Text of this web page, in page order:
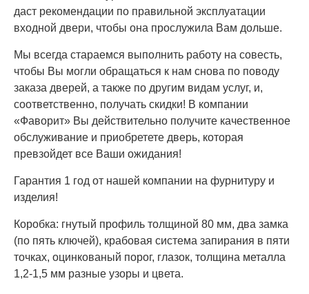
даст рекомендации по правильной эксплуатации
входной двери, чтобы она прослужила Вам дольше.
Мы всегда стараемся выполнить работу на совесть,
чтобы Вы могли обращаться к нам снова по поводу
заказа дверей, а также по другим видам услуг, и,
соответственно, получать скидки! В компании
«Фаворит» Вы действительно получите качественное
обслуживание и приобретете дверь, которая
превзойдет все Ваши ожидания!
Гарантия 1 год от нашей компании на фурнитуру и
изделия!
Коробка: гнутый профиль толщиной 80 мм, два замка
(по пять ключей), крабовая система запирания в пяти
точках, оцинкованый порог, глазок, толщина металла
1,2-1,5 мм разные узоры и цвета.